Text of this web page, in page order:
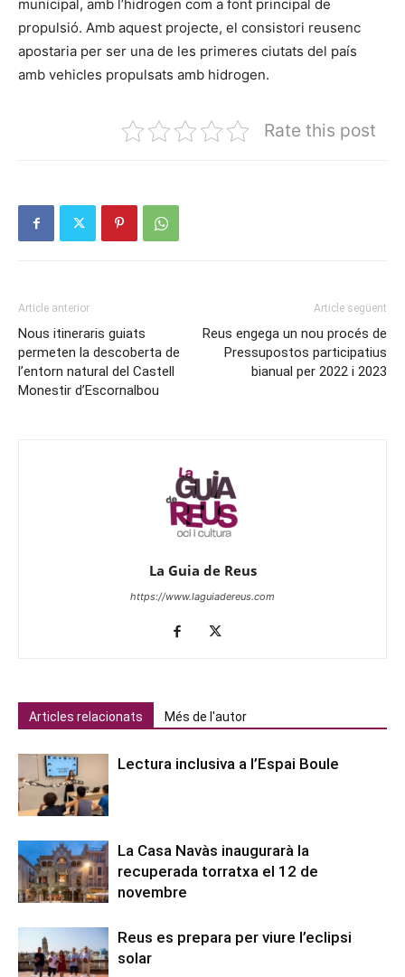
municipal, amb l’hidrogen com a font principal de
propulsió. Amb aquest projecte, el consistori reusenc
apostaria per ser una de les primeres ciutats del país
amb vehicles propulsats amb hidrogen.
Rate this post
Article anterior
Nous itineraris guiats
permeten la descoberta de
l’entorn natural del Castell
Monestir d’Escornalbou
Article següent
Reus engega un nou procés de
Pressupostos participatius
bianual per 2022 i 2023
La Guia de Reus
https://www.laguiadereus.com
Articles relacionats Més de l'autor
Lectura inclusiva a l’Espai Boule
La Casa Navàs inaugurarà la
recuperada torratxa el 12 de
novembre
Reus es prepara per viure l’eclipsi
solar